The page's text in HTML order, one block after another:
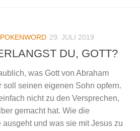
29. JULI 2019
DU, GOTT?
was Gott von Abraham
soll seinen eigenen Sohn opfern.
nicht zu den Versprechen,
gemacht hat. Wie die
ausgeht und was sie mit Jesus zu